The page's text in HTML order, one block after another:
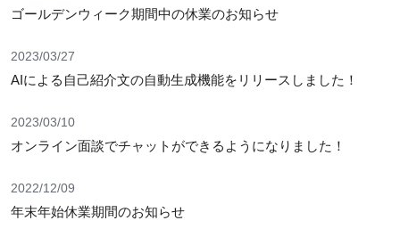
ゴールデンウィーク期間中の休業のお知らせ
2023/03/27
AIによる自己紹介文の自動生成機能をリリースしました！
2023/03/10
オンライン面談でチャットができるようになりました！
2022/12/09
年末年始休業期間のお知らせ